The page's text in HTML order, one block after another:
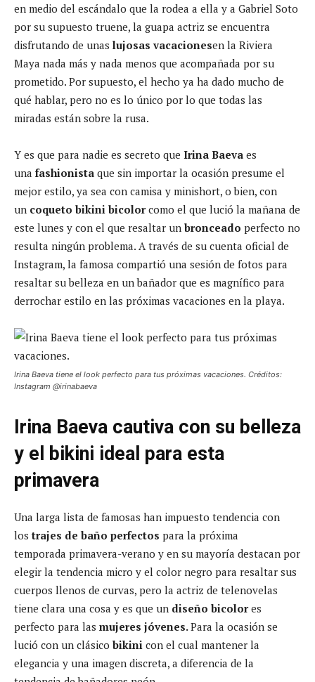
en medio del escándalo que la rodea a ella y a Gabriel Soto
por su supuesto truene, la guapa actriz se encuentra
disfrutando de unas lujosas vacacionesen la Riviera
Maya nada más y nada menos que acompañada por su
prometido. Por supuesto, el hecho ya ha dado mucho de
qué hablar, pero no es lo único por lo que todas las
miradas están sobre la rusa.
Y es que para nadie es secreto que Irina Baeva es
una fashionista que sin importar la ocasión presume el
mejor estilo, ya sea con camisa y minishort, o bien, con
un coqueto bikini bicolorcomo el que lució la mañana de
este lunes y con el que resaltar un bronceado perfecto no
resulta ningún problema. A través de su cuenta oficial de
Instagram, la famosa compartió una sesión de fotos para
resaltar su belleza en un bañador que es magnífico para
derrochar estilo en las próximas vacaciones en la playa.
Irina Baeva tiene el look perfecto para tus próximas vacaciones. Créditos:
Instagram @irinabaeva
Irina Baeva cautiva con su belleza
y el bikini ideal para esta
primavera
Una larga lista de famosas han impuesto tendencia con
los trajes de baño perfectos para la próxima
temporada primavera-verano y en su mayoría destacan por
elegir la tendencia micro y el color negro para resaltar sus
cuerpos llenos de curvas, pero la actriz de telenovelas
tiene clara una cosa y es que un diseño bicolores
perfecto para las mujeres jóvenes.Para la ocasión se
lució con un clásico bikini con el cual mantener la
elegancia y una imagen discreta, a diferencia de la